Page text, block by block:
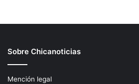
Sobre Chicanoticias
Mención legal